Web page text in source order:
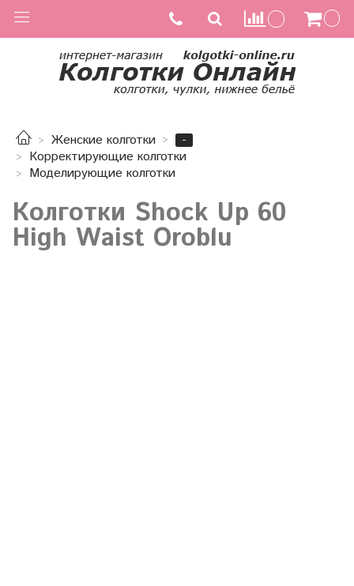
Женские колготки
-
Корректирующие колготки
Моделирующие колготки
Колготки Shock Up 60
High Waist Oroblu